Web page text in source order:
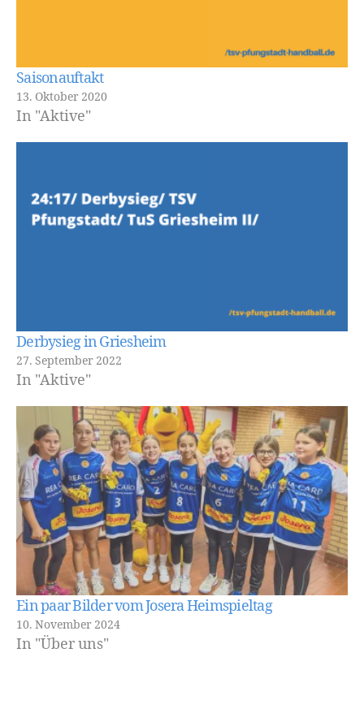
Saisonauftakt
13. Oktober 2020
In "Aktive"
Derbysieg in Griesheim
27. September 2022
In "Aktive"
Ein paar Bilder vom Josera Heimspieltag
10. November 2024
In "Über uns"